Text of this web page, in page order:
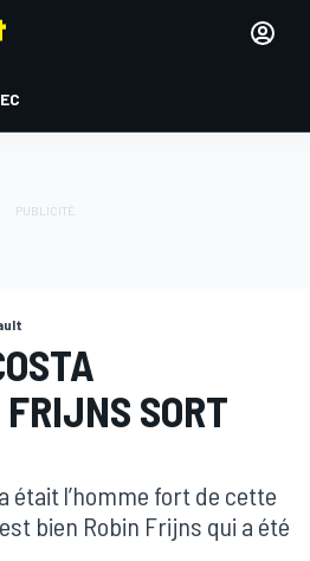
SORT
était l’homme fort de cette
bien Robin Frijns qui a été